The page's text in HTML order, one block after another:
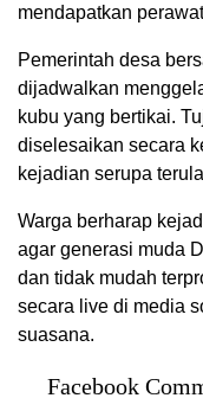
mendapatkan
Pemerintah desa
dijadwalkan
kubu yang bertikai.
diselesaikan secara
kejadian serupa
Warga berharap
agar generasi muda
dan tidak mudah
secara live di media
suasana.
Facebook